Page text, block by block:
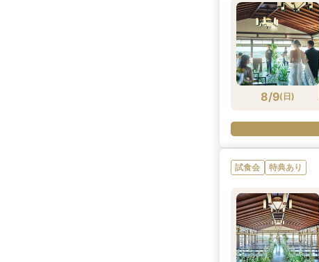
8/9( 日)
試食会 特典あり